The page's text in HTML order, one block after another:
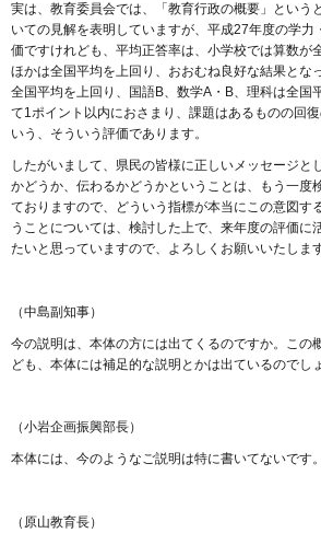
実は、教育委員会では、「教育行政の概要」という
いての見解を表明していますが、平成27年度の学力
価ですけれども、平均正答率は、小学校では算数が
ほかは全国平均を上回り、おおむね良好な結果とな
全国平均を上回り、国語B、数学A・B、理科は全国
て1ポイント以内におさまり、課題はあるものの回
いう、そういう評価であります。
したがいまして、県民の皆様に正しいメッセージと
かどうか、伝わるかどうかということは、もう一度
ておりますので、どういう指標が本当にこの意図す
うことについては、検討した上で、来年度の評価に
たいと思っていますので、よろしくお願いいたします
（中島副知事）
今の説明は、本体の方には出てくるのですか。この
ども、本体には補足的な説明とかは出ているのでし
（小岩企画振興部長）
本体には、今のようなご説明は特に書いてないです。
（原山教育長）